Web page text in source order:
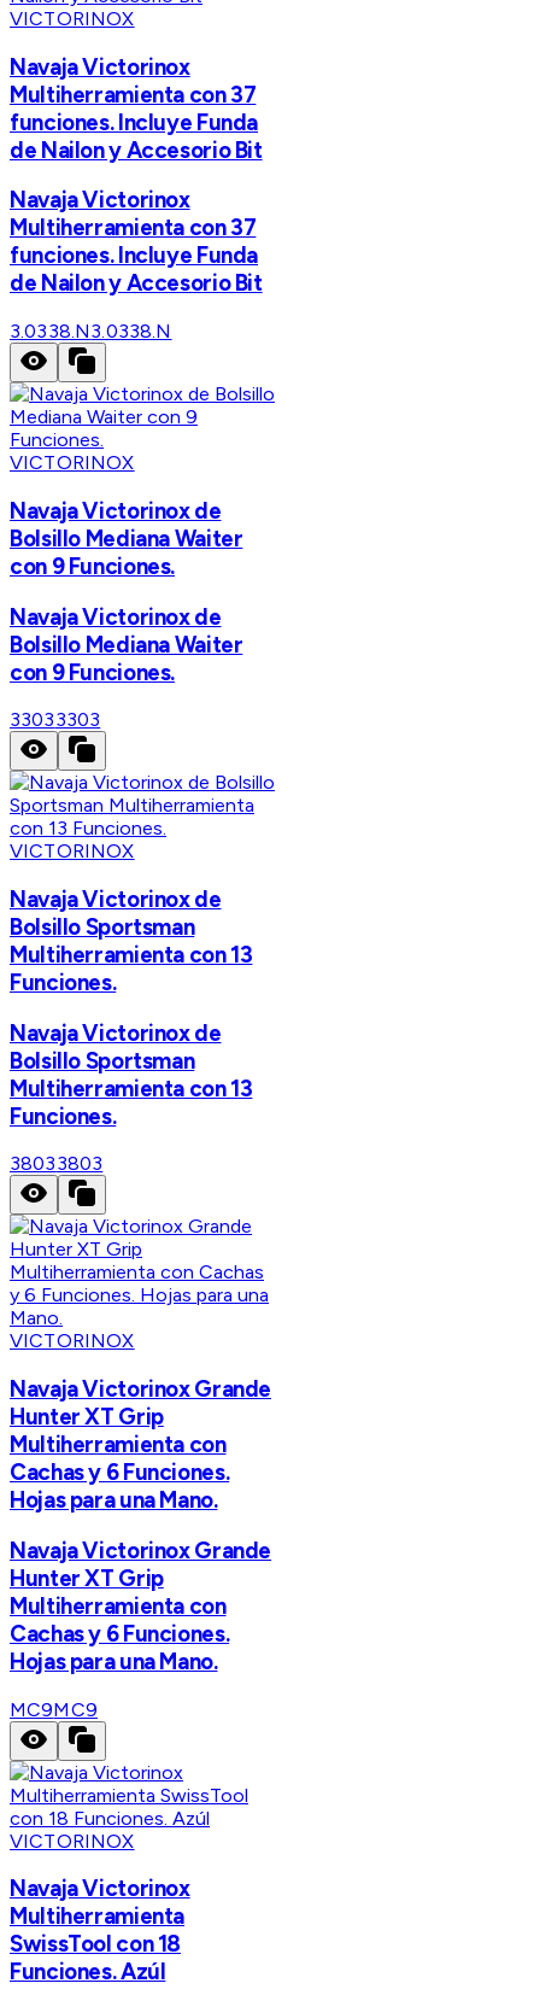
VICTORINOX
Navaja Victorinox
Multiherramienta con 37
funciones. Incluye Funda
de Nailon y Accesorio Bit
Navaja Victorinox
Multiherramienta con 37
funciones. Incluye Funda
de Nailon y Accesorio Bit
3.0338.N3.0338.N
VICTORINOX
Navaja Victorinox de
Bolsillo Mediana Waiter
con 9 Funciones.
Navaja Victorinox de
Bolsillo Mediana Waiter
con 9 Funciones.
33033303
VICTORINOX
Navaja Victorinox de
Bolsillo Sportsman
Multiherramienta con 13
Funciones.
Navaja Victorinox de
Bolsillo Sportsman
Multiherramienta con 13
Funciones.
38033803
VICTORINOX
Navaja Victorinox Grande
Hunter XT Grip
Multiherramienta con
Cachas y 6 Funciones.
Hojas para una Mano.
Navaja Victorinox Grande
Hunter XT Grip
Multiherramienta con
Cachas y 6 Funciones.
Hojas para una Mano.
MC9MC9
VICTORINOX
Navaja Victorinox
Multiherramienta
SwissTool con 18
Funciones. Azúl